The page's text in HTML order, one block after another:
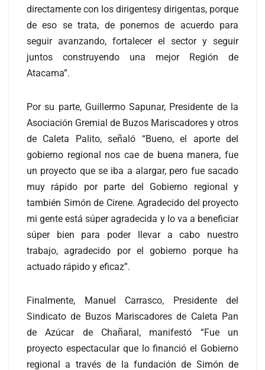
directamente con los dirigentesy dirigentas, porque
de eso se trata, de ponernos de acuerdo para
seguir avanzando, fortalecer el sector y seguir
juntos construyendo una mejor Región de
Atacama”.
Por su parte, Guillermo Sapunar, Presidente de la
Asociación Gremial de Buzos Mariscadores y otros
de Caleta Palito, señaló “Bueno, el aporte del
gobierno regional nos cae de buena manera, fue
un proyecto que se iba a alargar, pero fue sacado
muy rápido por parte del Gobierno regional y
también Simón de Cirene. Agradecido del proyecto
mi gente está súper agradecida y lo va a beneficiar
súper bien para poder llevar a cabo nuestro
trabajo, agradecido por el gobierno porque ha
actuado rápido y eficaz”.
Finalmente, Manuel Carrasco, Presidente del
Sindicato de Buzos Mariscadores de Caleta Pan
de Azúcar de Chañaral, manifestó “Fue un
proyecto espectacular que lo financió el Gobierno
regional a través de la fundación de Simón de